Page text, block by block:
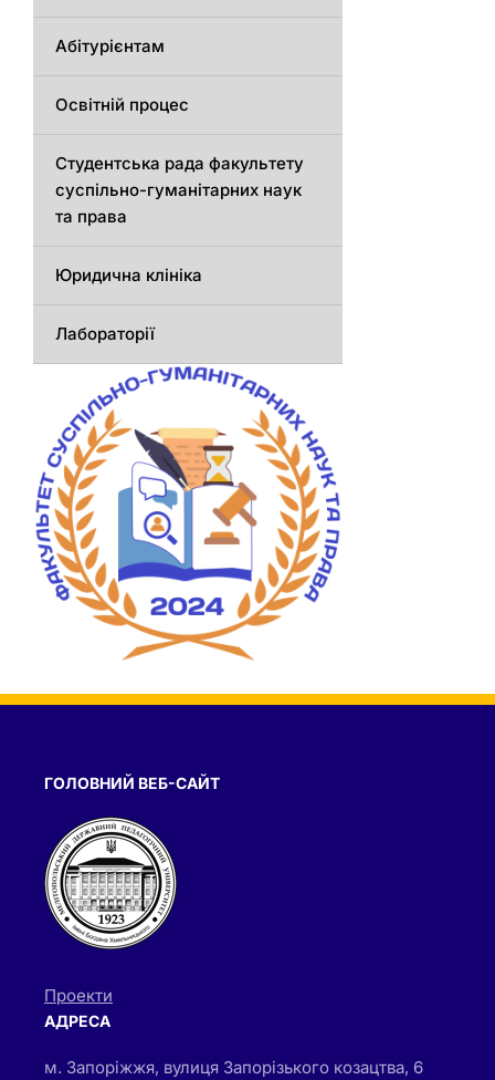
Абітурієнтам
Освітній процес
Студентська рада факультету
суспільно-гуманітарних наук
та права
Юридична клініка
Лабораторії
ГОЛОВНИЙ ВЕБ-САЙТ
Проекти
АДРЕСА
м. Запоріжжя, вулиця Запорізького козацтва, 6